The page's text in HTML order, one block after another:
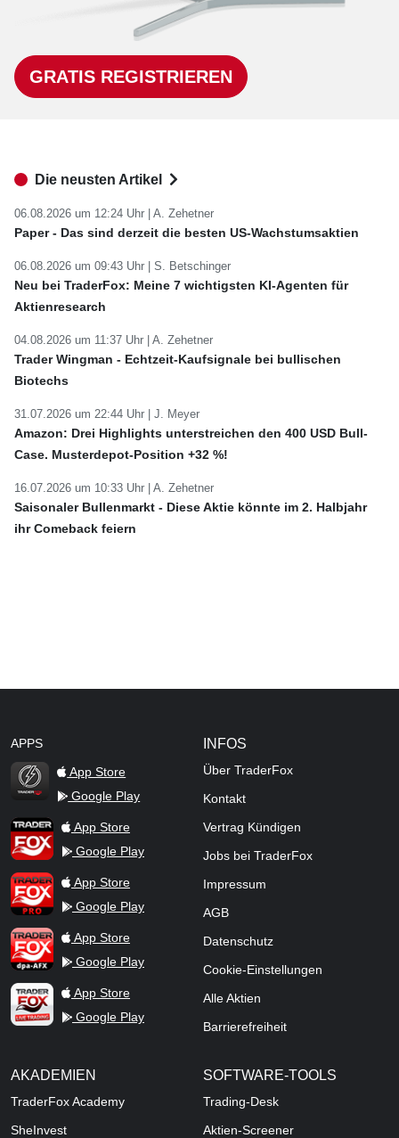
GRATIS REGISTRIEREN
Die neusten Artikel
06.08.2026 um 12:24 Uhr | A. Zehetner
Paper - Das sind derzeit die besten US-Wachstumsaktien
06.08.2026 um 09:43 Uhr | S. Betschinger
Neu bei TraderFox: Meine 7 wichtigsten KI-Agenten für
Aktienresearch
04.08.2026 um 11:37 Uhr | A. Zehetner
Trader Wingman - Echtzeit-Kaufsignale bei bullischen
Biotechs
31.07.2026 um 22:44 Uhr | J. Meyer
Amazon: Drei Highlights unterstreichen den 400 USD Bull-
Case. Musterdepot-Position +32 %!
16.07.2026 um 10:33 Uhr | A. Zehetner
Saisonaler Bullenmarkt - Diese Aktie könnte im 2. Halbjahr
ihr Comeback feiern
APPS
TraderFox Flash
App Store
Google Play
TraderFox AppApp Store
Google Play
TraderFox ProApp Store
Google Play
TraderFox dpa-AFX ProFeed
App Store
Google Play
TraderFox Live Trading
App Store
Google Play
INFOS
Über TraderFox
Kontakt
Vertrag Kündigen
Jobs bei TraderFox
Impressum
AGB
Datenschutz
Cookie-Einstellungen
Alle Aktien
Barrierefreiheit
AKADEMIEN
TraderFox Academy
SheInvest
SOFTWARE-TOOLS
Trading-Desk
Aktien-Screener